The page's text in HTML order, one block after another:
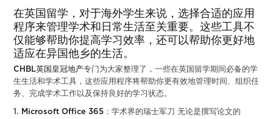
在英国留学，对于海外学生来说，选择合适的应用
程序来管理学术和日常生活至关重要。这些工具不
仅能够帮助你提高学习效率，还可以帮助你更好地
适应在异国他乡的生活。
CHBL英国皇冠地产专门为大家整理了，一些在英国留学期间必备的学
生生活和学术工具，这些应用程序将帮助你更有效地管理时间、组织任
务、完成学术工作以及保持良好的学习状态。
1. Microsoft Office 365 ：学术界的瑞士军刀 无论是撰写论文的